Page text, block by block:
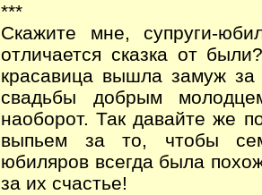
***
Скажите мне, супруги-
отличается сказка от
красавица вышла замуж
свадьбы добрым
наоборот. Так давайте же
выпьем за то, чтобы
юбиляров всегда была
за их счастье!